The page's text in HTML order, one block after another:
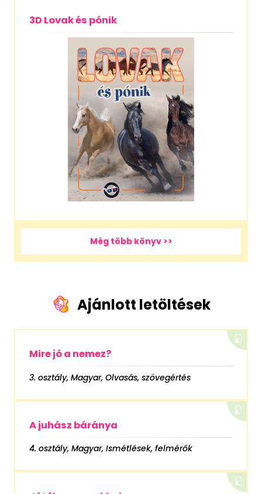
3D Lovak és pónik
Még több könyv >>
Ajánlott letöltések
Mire jó a nemez?
3. osztály, Magyar, Olvasás, szövegértés
A juhász báránya
4. osztály, Magyar, Ismétlések, felmérők